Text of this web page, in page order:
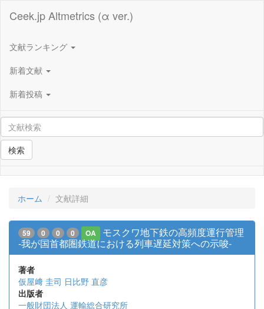
Ceek.jp Altmetrics (α ver.)
文献ランキング
新着文献
新着投稿
検索
ホーム 文献詳細
59 0 0 0 OA
モスクワ地下鉄の高頻度運行管理
-我が国首都圏鉄道における列車遅延対策への示唆-
著者
仮屋﨑 圭司 日比野 直彦
出版者
一般財団法人 運輸総合研究所